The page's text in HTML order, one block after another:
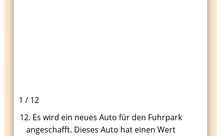
1 / 12
12. Es wird ein neues Auto für den Fuhrpark
angeschafft. Dieses Auto hat einen Wert